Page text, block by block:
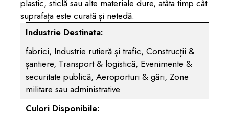
plastic, sticlă sau alte materiale dure, atâta timp cât
suprafața este curată și netedă.
Industrie Destinata:
fabrici, Industrie rutieră și trafic, Construcții &
șantiere, Transport & logistică, Evenimente &
securitate publică, Aeroporturi & gări, Zone
militare sau administrative
Culori Disponibile: